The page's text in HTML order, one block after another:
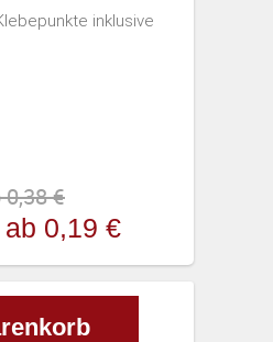
inklusive
0,38 €
ab 0,19 €